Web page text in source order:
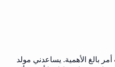
بالغ الأهمية. يساعدني مولد